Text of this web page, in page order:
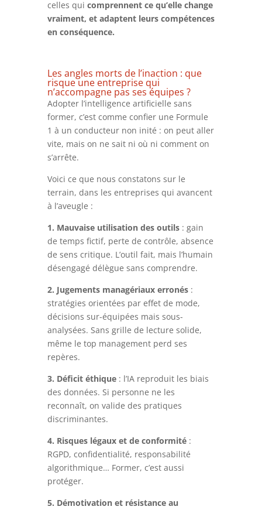
celles qui comprennent ce qu’elle change
vraiment, et adaptent leurs compétences
en conséquence.
Les angles morts de l’inaction : que
risque une entreprise qui
n’accompagne pas ses équipes ?
Adopter l’intelligence artificielle sans
former, c’est comme confier une Formule
1 à un conducteur non inité : on peut aller
vite, mais on ne sait ni où ni comment on
s’arrête.
Voici ce que nous constatons sur le
terrain, dans les entreprises qui avancent
à l’aveugle :
1. Mauvaise utilisation des outils: gain
de temps fictif, perte de contrôle, absence
de sens critique. L’outil fait, mais l’humain
désengagé délègue sans comprendre.
2. Jugements managériaux erronés:
stratégies orientées par effet de mode,
décisions sur-équipées mais sous-
analysées. Sans grille de lecture solide,
même le top management perd ses
repères.
3. Déficit éthique: l’IA reproduit les biais
des données. Si personne ne les
reconnaît, on valide des pratiques
discriminantes.
4. Risques légaux et de conformité:
RGPD, confidentialité, responsabilité
algorithmique… Former, c’est aussi
protéger.
5. Démotivation et résistance au